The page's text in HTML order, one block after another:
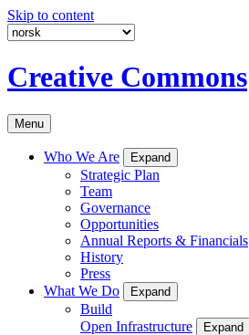
Skip to content
Creative Commons
Menu
Who We Are Expand
Strategic Plan
Team
Governance
Opportunities
Annual Reports & Financials
History
Press
What We Do
Expand
Build
Open Infrastructure
Expand